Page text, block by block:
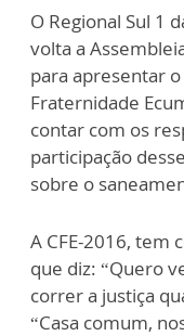
O Regional Sul 1
volta a
para apresentar
Fraternidade
contar com os
participação
sobre o
A CFE-2016, tem
que diz: “Quero
correr a justiça
“Casa comum,